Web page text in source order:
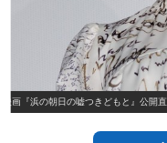
映画『浜の朝日の嘘つきどもと』公開